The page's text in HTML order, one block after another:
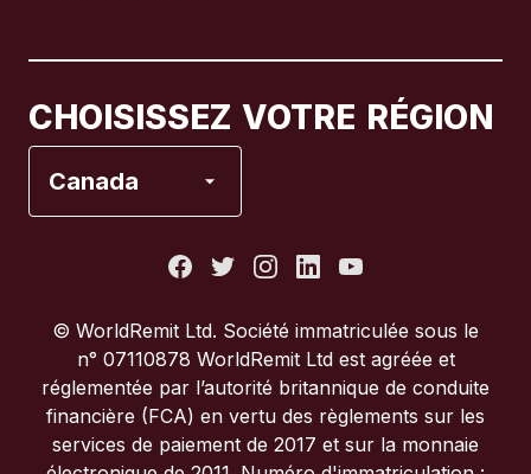
CHOISISSEZ VOTRE RÉGION
Canada
Italie
Portugal
© WorldRemit Ltd. Société immatriculée sous le
n° 07110878 WorldRemit Ltd est agréée et
réglementée par l’autorité britannique de conduite
financière (FCA) en vertu des règlements sur les
services de paiement de 2017 et sur la monnaie